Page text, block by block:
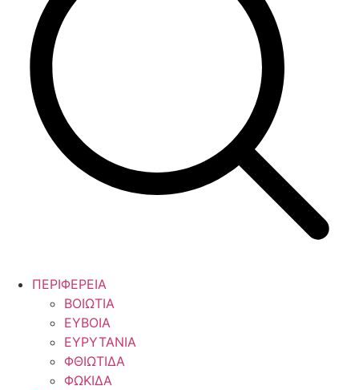
ΠΕΡΙΦΕΡΕΙΑ
ΒΟΙΩΤΙΑ
ΕΥΒΟΙΑ
ΕΥΡΥΤΑΝΙΑ
ΦΘΙΩΤΙΔΑ
ΦΩΚΙΔΑ